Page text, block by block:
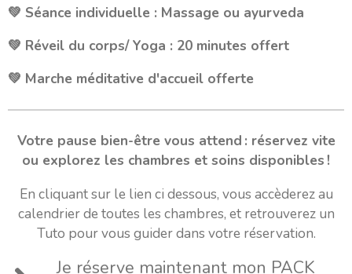
💚 Séance individuelle : Massage ou ayurveda
💚 Réveil du corps/ Yoga : 20 minutes offert
💚 Marche méditative d'accueil offerte
Votre pause bien-être vous attend : réservez vite
ou explorez les chambres et soins disponibles !
En cliquant sur le lien ci dessous, vous accèderez au
calendrier de toutes les chambres, et retrouverez un
Tuto pour vous guider dans votre réservation.
Je réserve maintenant mon PACK